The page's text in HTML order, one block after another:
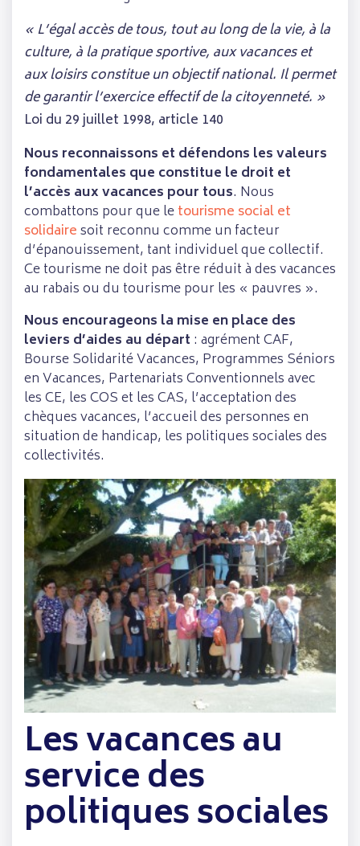
« L’égal accès de tous, tout au long de la vie, à la
culture, à la pratique sportive, aux vacances et
aux loisirs constitue un objectif national. Il permet
de garantir l’exercice effectif de la citoyenneté. »
Loi du 29 juillet 1998, article 140
Nous reconnaissons et défendons les valeurs
fondamentales que constitue le droit et
l’accès aux vacances pour tous. Nous
combattons pour que letourisme social et
solidairesoit reconnu comme un facteur
d’épanouissement, tant individuel que collectif.
Ce tourisme ne doit pas être réduit à des vacances
au rabais ou du tourisme pour les « pauvres ».
Nous encourageons la mise en place des
leviers d’aides au départ : agrément CAF,
Bourse Solidarité Vacances, Programmes Séniors
en Vacances, Partenariats Conventionnels avec
les CE, les COS et les CAS, l’acceptation des
chèques vacances, l’accueil des personnes en
situation de handicap, les politiques sociales des
collectivités.
Les vacances au
service des
politiques sociales